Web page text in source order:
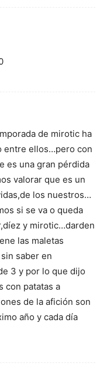
de mirotic ha
entre ellos…pero con
es una gran pérdida
valorar que es un
los nuestros…
si se va o queda
y mirotic…darden
las maletas
saber en
3 y por lo que dijo
con patatas a
de la afición son
año y cada día